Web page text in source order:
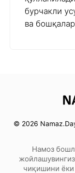
бурчакли
ва
© 2026
Намоз
чиқишини